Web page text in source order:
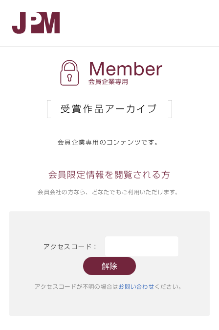
受賞作品アーカイブ
会員企業専用のコンテンツです。
会員限定情報を閲覧される方
会員会社の方なら、どなたでもご利用いただけます。
アクセスコード：
アクセスコードが不明の場合はお問い合わせ ください。